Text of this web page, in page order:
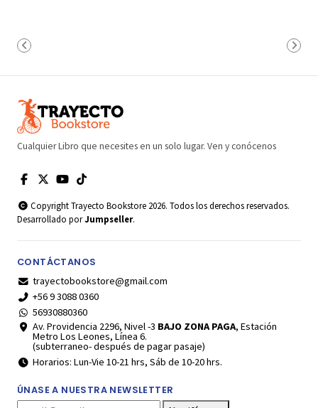
Cualquier Libro que necesites en un solo lugar. Ven y conócenos
Copyright Trayecto Bookstore 2026. Todos los derechos reservados.
Desarrollado porJumpseller.
CONTÁCTANOS
trayectobookstore@gmail.com
+56 9 3088 0360
56930880360
Av. Providencia 2296, Nivel -3 BAJO ZONA PAGA, Estación
Metro Los Leones, Línea 6.
(subterraneo- después de pagar pasaje)
Horarios: Lun-Vie 10-21 hrs, Sáb de 10-20 hrs.
ÚNASE A NUESTRA NEWSLETTER